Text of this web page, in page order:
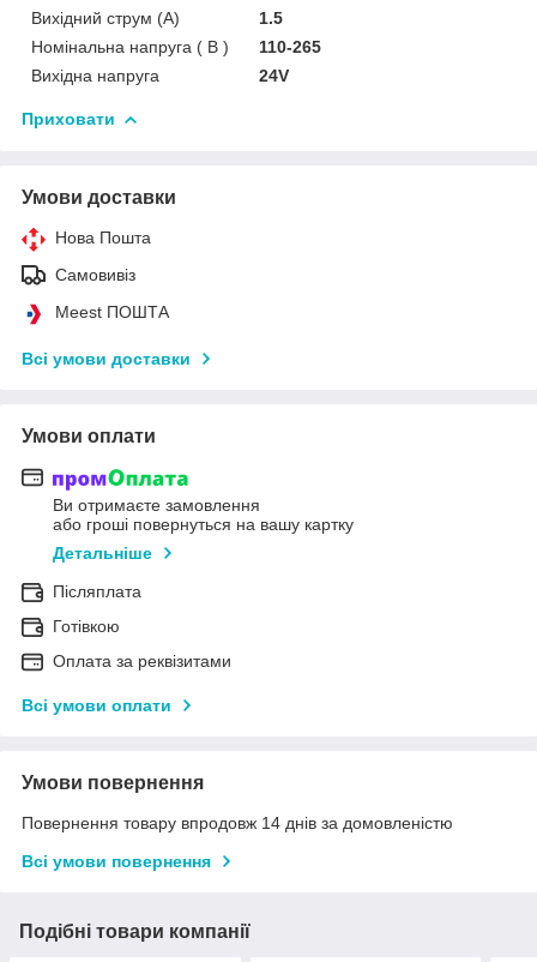
Вихідний струм (А)
1.5
Номінальна напруга ( В )
110-265
Вихідна напруга
24V
Приховати
Умови доставки
Нова Пошта
Самовивіз
Meest ПОШТА
Всі умови доставки
Умови оплати
Ви отримаєте замовлення
або гроші повернуться на вашу картку
Детальніше
Післяплата
Готівкою
Оплата за реквізитами
Всі умови оплати
Умови повернення
Повернення товару впродовж 14 днів за домовленістю
Всі умови повернення
Подібні товари компанії